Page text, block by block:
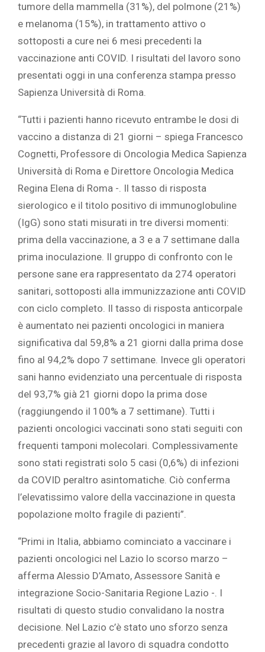
tumore della mammella (31%), del polmone (21%)
e melanoma (15%), in trattamento attivo o
sottoposti a cure nei 6 mesi precedenti la
vaccinazione anti COVID. I risultati del lavoro sono
presentati oggi in una conferenza stampa presso
Sapienza Università di Roma.
“Tutti i pazienti hanno ricevuto entrambe le dosi di
vaccino a distanza di 21 giorni – spiega Francesco
Cognetti, Professore di Oncologia Medica Sapienza
Università di Roma e Direttore Oncologia Medica
Regina Elena di Roma -. Il tasso di risposta
sierologico e il titolo positivo di immunoglobuline
(IgG) sono stati misurati in tre diversi momenti:
prima della vaccinazione, a 3 e a 7 settimane dalla
prima inoculazione. Il gruppo di confronto con le
persone sane era rappresentato da 274 operatori
sanitari, sottoposti alla immunizzazione anti COVID
con ciclo completo. Il tasso di risposta anticorpale
è aumentato nei pazienti oncologici in maniera
significativa dal 59,8% a 21 giorni dalla prima dose
fino al 94,2% dopo 7 settimane. Invece gli operatori
sani hanno evidenziato una percentuale di risposta
del 93,7% già 21 giorni dopo la prima dose
(raggiungendo il 100% a 7 settimane). Tutti i
pazienti oncologici vaccinati sono stati seguiti con
frequenti tamponi molecolari. Complessivamente
sono stati registrati solo 5 casi (0,6%) di infezioni
da COVID peraltro asintomatiche. Ciò conferma
l’elevatissimo valore della vaccinazione in questa
popolazione molto fragile di pazienti”.
“Primi in Italia, abbiamo cominciato a vaccinare i
pazienti oncologici nel Lazio lo scorso marzo –
afferma Alessio D’Amato, Assessore Sanità e
integrazione Socio-Sanitaria Regione Lazio -. I
risultati di questo studio convalidano la nostra
decisione. Nel Lazio c’è stato uno sforzo senza
precedenti grazie al lavoro di squadra condotto